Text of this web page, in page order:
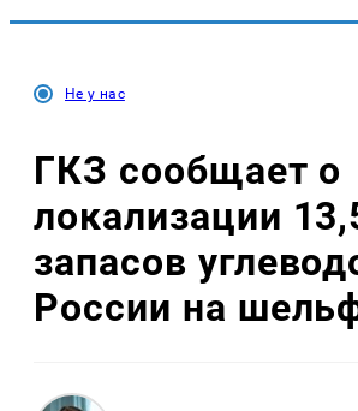
Не у нас
ГКЗ сообщает о
локализации
запасов
России на